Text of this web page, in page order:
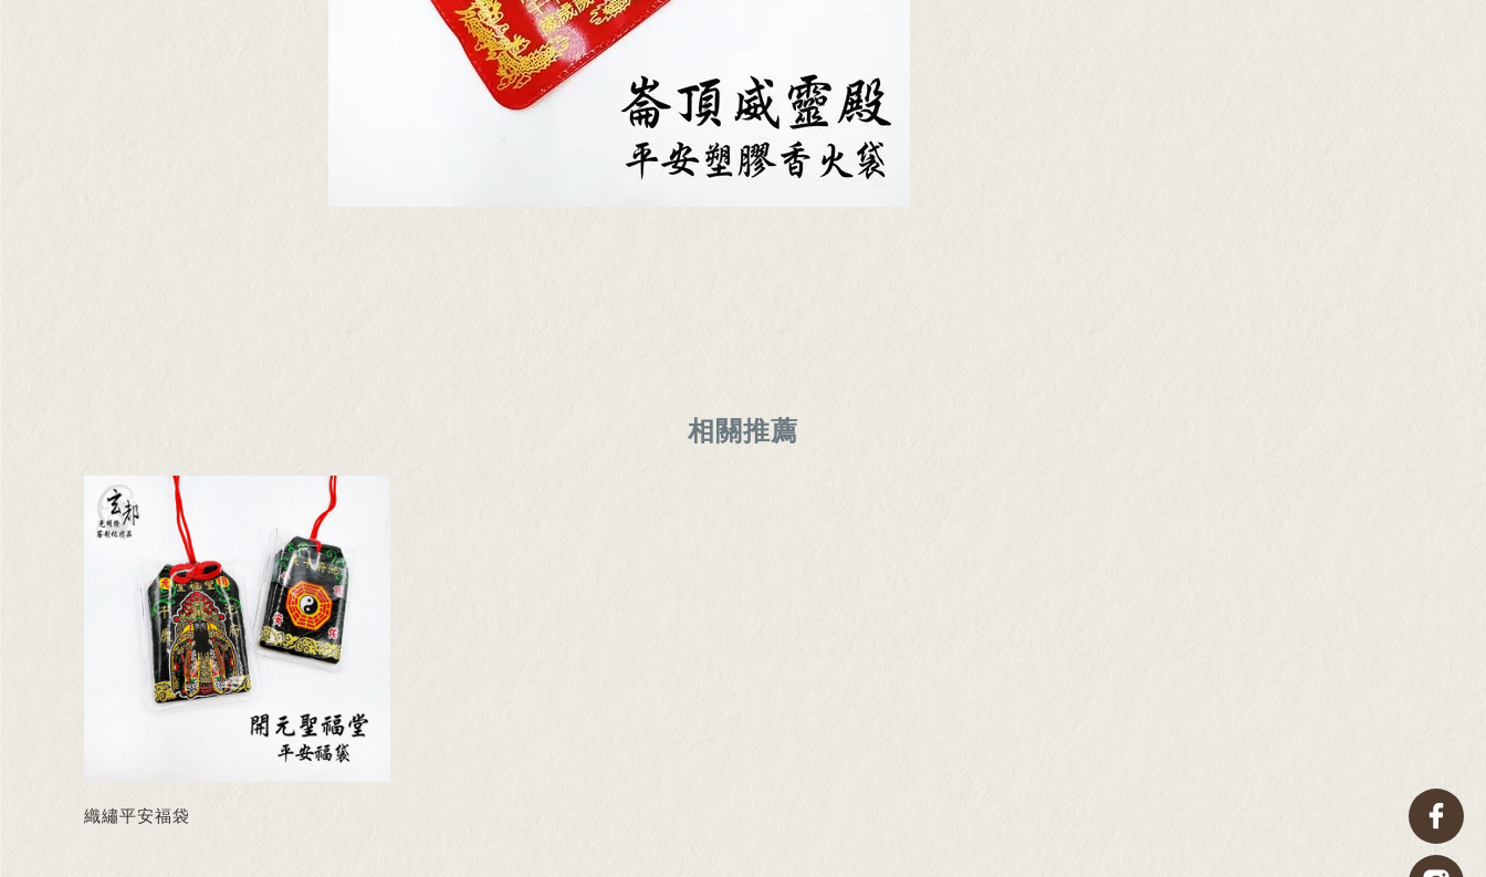
織繡平安福袋